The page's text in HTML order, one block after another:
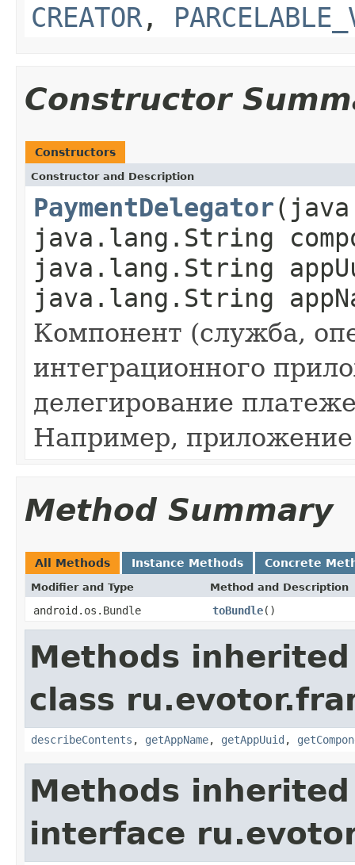
CREATOR ,
Constructor
Constructors
Constructor and Description
PaymentDelegator
java.lang.String
java.lang.String
java.lang.String
Компонент (служба,
интеграционного
делегирование
Например,
Method Summary
All Methods Instance Methods Concrete
Modifier and Type Method and Description
android.os.Bundle toBundle()
Methods
class
describeContents , getAppName, getAppUuid ,
Methods
interface